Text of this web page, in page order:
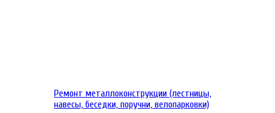
Ремонт металлоконструкции (лестницы,
навесы, беседки, поручни, велопарковки)